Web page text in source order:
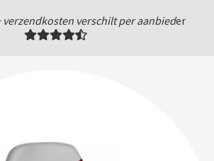
verzendkosten verschilt per aanbieder